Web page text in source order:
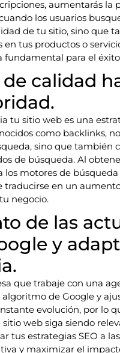
aumentarás
los usuarios
de tu sitio, sino que
tus productos o
fundamental para el
calidad
tu sitio web es una
como backlinks,
sino que también
de búsqueda. Al
los motores de
traducirse en un
negocio.
de las
y
que trabaje con una
de Google y
evolución, por lo
web siga siendo
tus estrategias SEO a
y maximizar el